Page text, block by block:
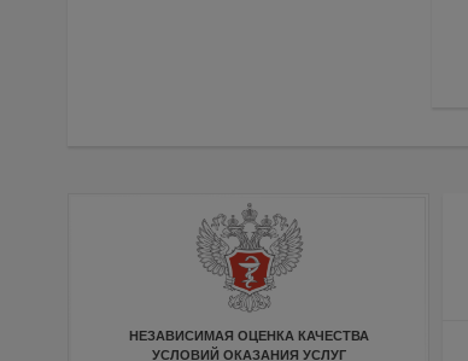
НЕЗАВИСИМАЯ ОЦЕНКА КАЧЕСТВА
УСЛОВИЙ ОКАЗАНИЯ УСЛУГ